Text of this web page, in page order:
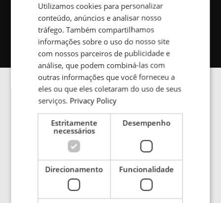
Rodovia elétrica Piso elétrico
Trilho elétrico
Galeria de imagens
AGVs can move freely across areas and through
production facilities. The goal is to design a
production and material flow on the hall floor that is
obstacle-free for personnel and vehicles.
ENGLISH
POLISH
FRENCH
PORTUGESE
Utilizamos cookies para personalizar
conteúdo, anúncios e analisar nosso
tráfego. Também compartilhamos
informações sobre o uso do nosso site
com nossos parceiros de publicidade e
análise, que podem combiná-las com
outras informações que você forneceu a
eles ou que eles coletaram do uso de seus
serviços. Privacy Policy
Estritamente
necessários
Desempenho
Direcionamento Funcionalidade